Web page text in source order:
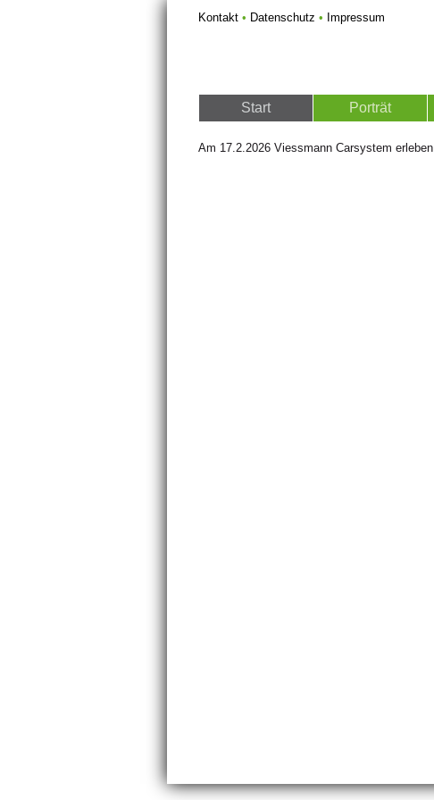
Kontakt • Datenschutz • Impressum
Start Porträt
Am 17.2.2026 Viessmann Carsystem erleben